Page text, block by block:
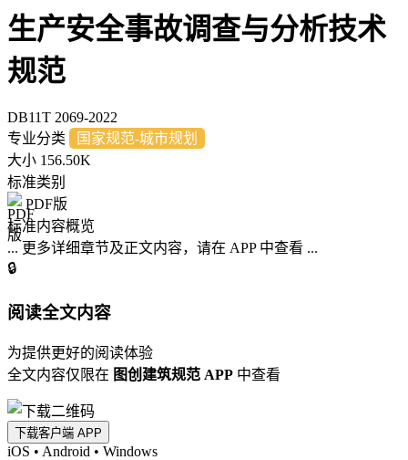
生产安全事故调查与分析技术
规范
DB11T 2069-2022
专业分类
国家规范-城市规划
大小 156.50K
标准类别
PDF版
标准内容概览
... 更多详细章节及正文内容，请在 APP 中查看 ...
🔒
阅读全文内容
为提供更好的阅读体验
全文内容仅限在 图创建筑规范 APP 中查看
下载客户端 APP
iOS • Android • Windows